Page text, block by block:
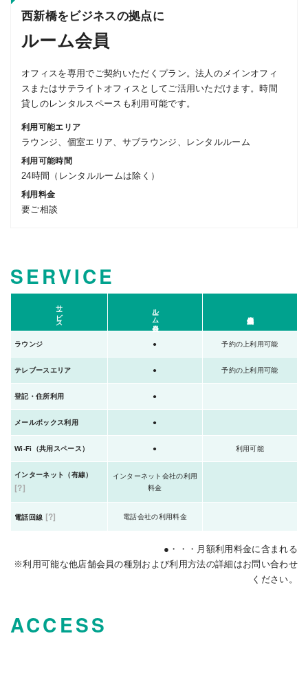
西新橋をビジネスの拠点に
ルーム会員
オフィスを専用でご契約いただくプラン。法人のメインオフィ
スまたはサテライトオフィスとしてご活用いただけます。時間
貸しのレンタルスペースも利用可能です。
利用可能エリア
ラウンジ、個室エリア、サブラウンジ、レンタルルーム
利用可能時間
24時間（レンタルルームは除く）
利用料金
要ご相談
SERVICE
サービス ルーム会員
ラウンジ ● 予約の上利用可能
テレブースエリア ● 予約の上利用可能
登記・住所利用 ●
メールボックス利用 ●
Wi-Fi（共用スペース） ● 利用可能
インターネット（有線）
[?]
インターネット会社の利用
料金
電話回線 [?] 電話会社の利用料金
●・・・月額利用料金に含まれる
※利用可能な他店舗会員の種別および利用方法の詳細はお問い合わせ
ください。
ACCESS